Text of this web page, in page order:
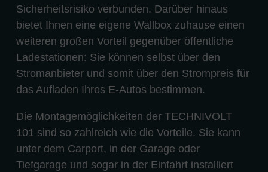
Sicherheitsrisiko verbunden. Darüber hinaus
bietet Ihnen eine eigene Wallbox zuhause einen
weiteren großen Vorteil gegenüber öffentliche
Ladestationen: Sie können selbst über den
Stromanbieter und somit über den Strompreis für
das Aufladen Ihres E-Autos bestimmen.
Die Montagemöglichkeiten der TECHNIVOLT
101 sind so zahlreich wie die Vorteile. Sie kann
unter dem Carport, in der Garage oder
Tiefgarage und sogar in der Einfahrt installiert